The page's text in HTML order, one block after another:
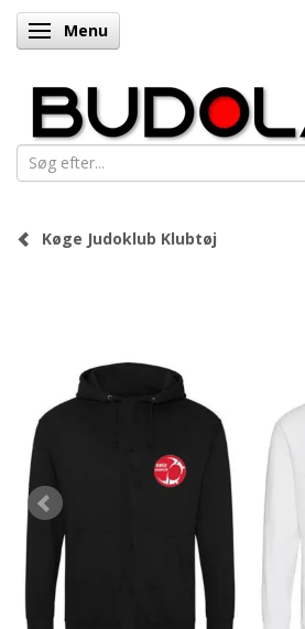
Skifte navigation
Menu
Køge Judoklub Klubtøj